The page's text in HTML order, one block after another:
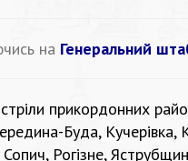
на Генеральний
прикордонних
Буда,
Рогізне,